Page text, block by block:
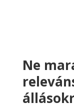
Ne